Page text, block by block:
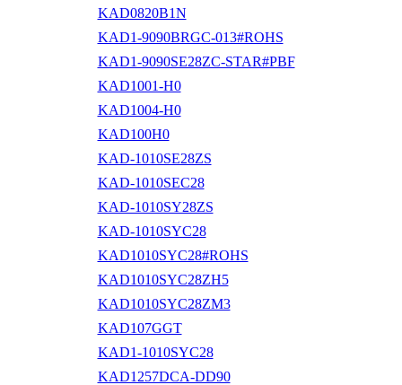
KAD0820B1N
KAD1-9090BRGC-013#ROHS
KAD1-9090SE28ZC-STAR#PBF
KAD1001-H0
KAD1004-H0
KAD100H0
KAD-1010SE28ZS
KAD-1010SEC28
KAD-1010SY28ZS
KAD-1010SYC28
KAD1010SYC28#ROHS
KAD1010SYC28ZH5
KAD1010SYC28ZM3
KAD107GGT
KAD1-1010SYC28
KAD1257DCA-DD90